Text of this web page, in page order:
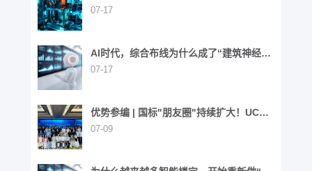
络”重构之路
07-17
AI时代，综合布线为什么成了“建筑神经网
络”？
07-17
优势参编 | 国标"朋友圈"持续扩大！UCS
同步参与6项国家标准制定
07-09